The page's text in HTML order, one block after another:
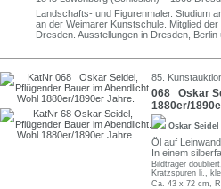
Landschafts- und Figurenmaler. Studium
an der Weimarer Kunstschule. Mitglied
Dresden. Ausstellungen in Dresden, Berlin
85.
068 Oskar
1880er/
Oskar Seidel
Öl auf
In einem
Bildträger
Kratzspuren li.,
Ca. 43 x 72 cm,